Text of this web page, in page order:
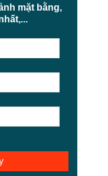
mặt bằng,